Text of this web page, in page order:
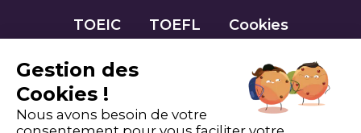
TOEIC TOEFL Cookies
Gestion des
Cookies !
Nous avons besoin de votre